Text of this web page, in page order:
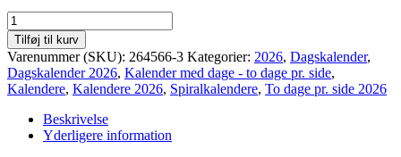
Dagkalender
2
dage
pr.
side
2026,
antal
Tilføj til kurv
Varenummer (SKU): 264566-3 Kategorier: 2026, Dagskalender,
Dagskalender 2026, Kalender med dage - to dage pr. side,
Kalendere, Kalendere 2026, Spiralkalendere, To dage pr. side 2026
Beskrivelse
Yderligere information